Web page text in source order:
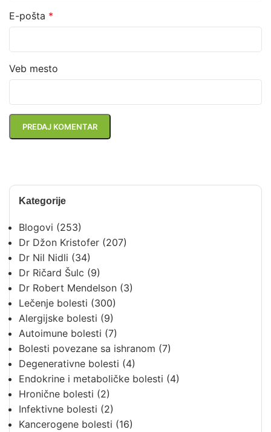
Kategorije
Blogovi (253)
Dr Džon Kristofer (207)
Dr Nil Nidli (34)
Dr Ričard Šulc (9)
Dr Robert Mendelson (3)
Lečenje bolesti (300)
Alergijske bolesti (9)
Autoimune bolesti (7)
Bolesti povezane sa ishranom (7)
Degenerativne bolesti (4)
Endokrine i metaboličke bolesti (4)
Hronične bolesti (2)
Infektivne bolesti (2)
Kancerogene bolesti (16)
E-pošta *
Veb mesto